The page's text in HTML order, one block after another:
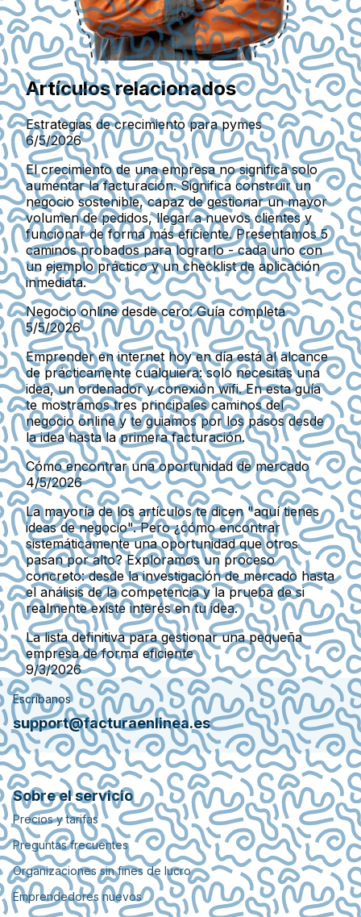
Artículos relacionados
Estrategias de crecimiento para pymes
6/5/2026
El crecimiento de una empresa no significa solo
aumentar la facturación. Significa construir un
negocio sostenible, capaz de gestionar un mayor
volumen de pedidos, llegar a nuevos clientes y
funcionar de forma más eficiente. Presentamos 5
caminos probados para lograrlo - cada uno con
un ejemplo práctico y un checklist de aplicación
inmediata.
Negocio online desde cero: Guía completa
5/5/2026
Emprender en internet hoy en día está al alcance
de prácticamente cualquiera: solo necesitas una
idea, un ordenador y conexión wifi. En esta guía
te mostramos tres principales caminos del
negocio online y te guiamos por los pasos desde
la idea hasta la primera facturación.
Cómo encontrar una oportunidad de mercado
4/5/2026
La mayoría de los artículos te dicen "aquí tienes
ideas de negocio". Pero ¿cómo encontrar
sistemáticamente una oportunidad que otros
pasan por alto? Exploramos un proceso
concreto: desde la investigación de mercado hasta
el análisis de la competencia y la prueba de si
realmente existe interés en tu idea.
La lista definitiva para gestionar una pequeña
empresa de forma eficiente
9/3/2026
Escríbanos
support@facturaenlinea.es
Sobre el servicio
Precios y tarifas
Preguntas frecuentes
Organizaciones sin fines de lucro
Emprendedores nuevos